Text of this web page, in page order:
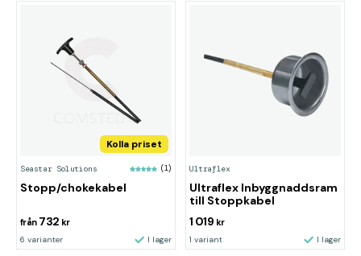
Kolla priset
Seastar Solutions (1)
Stopp/chokekabel
från 732 kr
6 varianter I lager
Ultraflex
Ultraflex Inbyggnaddsram
till Stoppkabel
1 019 kr
1 variant I lager